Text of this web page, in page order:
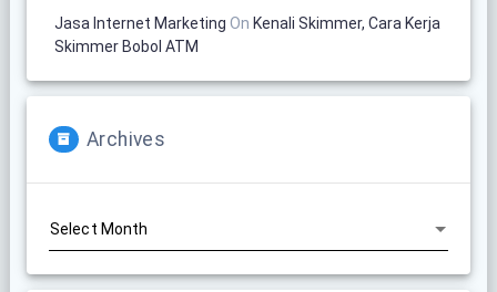
Jasa Internet Marketing On Kenali Skimmer, Cara Kerja
Skimmer Bobol ATM
Archives